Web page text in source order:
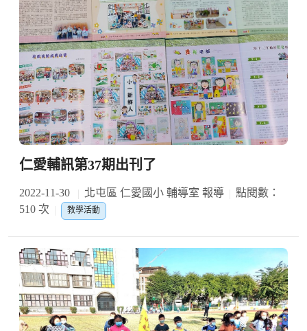
仁愛輔訊第37期出刊了
2022-11-30 北屯區 仁愛國小 輔導室 報導
點閱數：
510 次
教學活動